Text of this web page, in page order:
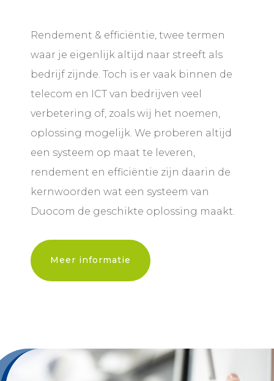
Rendement & efficiëntie, twee termen
waar je eigenlijk altijd naar streeft als
bedrijf zijnde. Toch is er vaak binnen de
telecom en ICT van bedrijven veel
verbetering of, zoals wij het noemen,
oplossing mogelijk. We proberen altijd
een systeem op maat te leveren,
rendement en efficiëntie zijn daarin de
kernwoorden wat een systeem van
Duocom de geschikte oplossing maakt.
Meer informatie